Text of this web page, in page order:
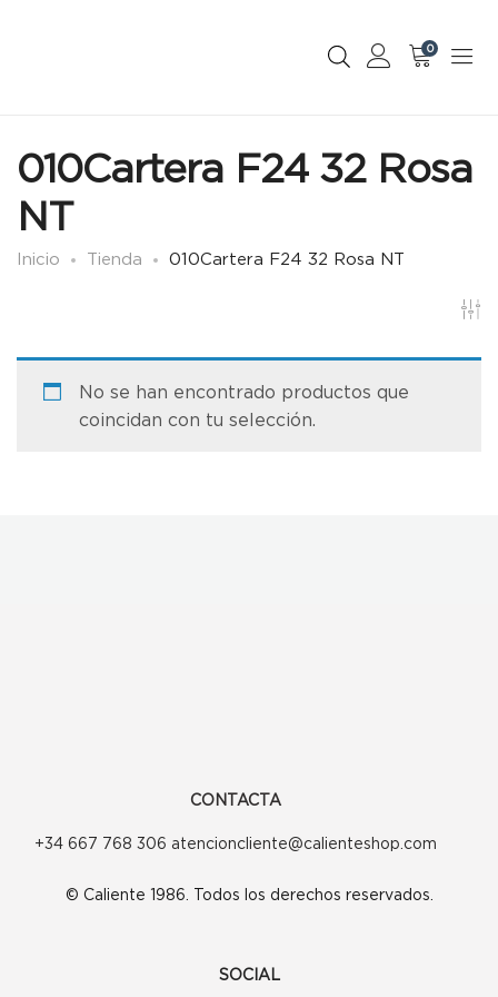
0
010Cartera F24 32 Rosa
NT
Inicio Tienda 010Cartera F24 32 Rosa NT
No se han encontrado productos que
coincidan con tu selección.
CONTACTA
+34 667 768 306 atencioncliente@calienteshop.com
© Caliente 1986. Todos los derechos reservados.
SOCIAL